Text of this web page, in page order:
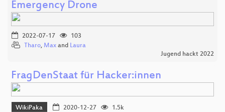
Emergency Drone
2022-07-17
103
Tharo, Max and Laura
Jugend hackt 2022
FragDenStaat für Hacker:innen
WikiPaka 2020-12-27
1.5k